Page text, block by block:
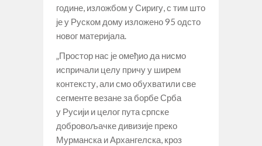
године, изложбом у Сиригу, с тим што
је у Руском дому изложено 95 одсто
новог материјала.
„Простор нас је омеђио да нисмо
испричали целу причу у ширем
контексту, али смо обухватили све
сегменте везане за борбе Срба
у Русији и целог пута српске
добровољачке дивизије преко
Мурманска и Архангелска, кроз